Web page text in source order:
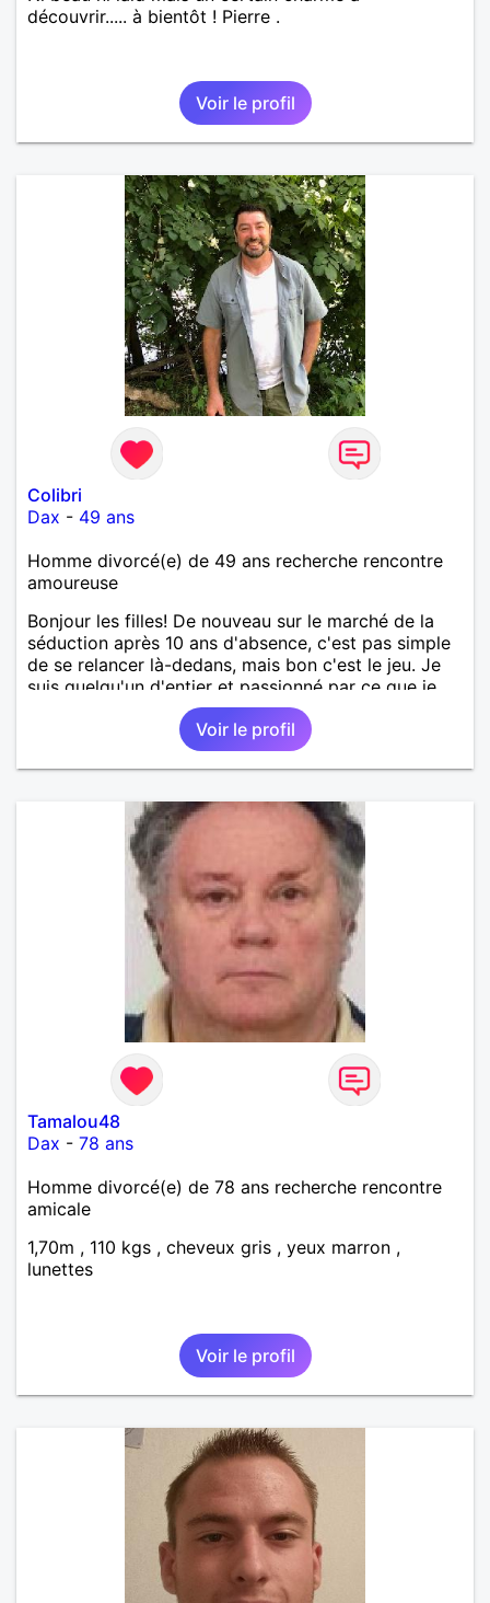
découvrir..... à bientôt ! Pierre .
Voir le profil
Colibri
Dax - 49 ans
Homme divorcé(e) de 49 ans recherche rencontre
amoureuse
Bonjour les filles! De nouveau sur le marché de la
séduction après 10 ans d'absence, c'est pas simple
de se relancer là-dedans, mais bon c'est le jeu. Je
suis quelqu'un d'entier et passionné par ce que je
fais. Je suis propriétaire d'une belle ferme
pédagogique avec plein d'animaux. Vous l'avez
compris, ma passion, c'est la nature en général, les
animaux, les arbres, le jardinage, la créativité, le
idéal pour une maman avec de jeunes enfants ou
quelqu'un de proche de la nature. Je garde quand
même beaucoup de temps pour des sorties, je fais
un beau voyage tous les ans à l'étranger. J'aime
découvrir les paysages et cultures étrangères,
d'ailleurs les langues étrangères sont aussi ma
passion. J'ai 2 grands enfants déjà indépendants.
Pour le reste, je vous laisse découvrir. Au plaisir de
Voir le profil
Tamalou48
Dax - 78 ans
Homme divorcé(e) de 78 ans recherche rencontre
amicale
1,70m , 110 kgs , cheveux gris , yeux marron ,
lunettes
Voir le profil